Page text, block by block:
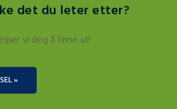
det du leter etter?
vi deg å finne ut!
»